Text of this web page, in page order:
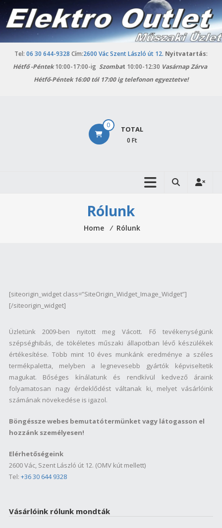
Skip
content
Tel: 06 30 644-9328 Cím:2600 Vác Szent László út 12. Nyitvatartás:
Hétfő -Péntek10:00-17:00-ig Szombat 10:00-12:30 Vasárnap Zárva
Hétfő-Péntek 16:00 tól 17:00 ig telefonon egyeztetve!
0 TOTAL
0 Ft
Rólunk
Home ⁄ Rólunk
[siteorigin_widget class=”SiteOrigin_Widget_Image_Widget”]
[/siteorigin_widget]
Üzletünk 2009-ben nyitott meg Vácott. Fő tevékenységünk
szépséghibás, de tökéletes műszaki állapotban lévő készülékek
értékesítése. Több mint 10 éves munkánk eredménye a széles
termékpaletta, melyben a legnevesebb gyártók képviseltetik
magukat. Bőséges kínálatunk és rendkívül kedvező áraink
folyamatosan nagy érdeklődést váltanak ki, melyet vásárlóink
számának növekedése is igazol.
Böngéssze webes bemutatótermünket vagy látogasson el
hozzánk személyesen!
Elérhetőségeink
2600 Vác, Szent László út 12. (OMV kút mellett)
Tel: +36 30 644 9328
Vásárlóink rólunk mondták